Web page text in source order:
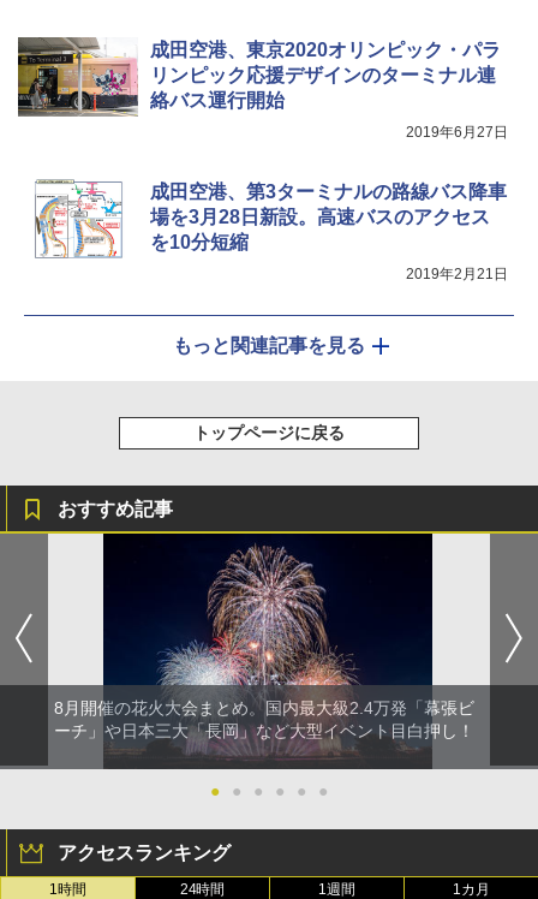
￥2,849
成田空港、東京2020オリンピック・パラ
リンピック応援デザインのターミナル連
絡バス運行開始
2019年6月27日
成田空港、第3ターミナルの路線バス降車
場を3月28日新設。高速バスのアクセス
を10分短縮
2019年2月21日
もっと関連記事を見る
トップページに戻る
おすすめ記事
8月開催の花火大会まとめ。国内最大級2.4万発「幕張ビ
ーチ」や日本三大「長岡」など大型イベント目白押し！
● ● ● ● ● ●
アクセスランキング
1時間 24時間 1週間 1カ月